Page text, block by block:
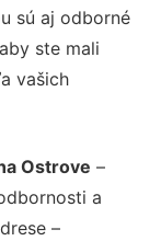
sú aj odborné
ste mali
vašich
Ostrove –
a
–